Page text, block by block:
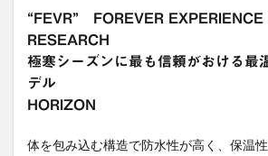
“FEVR” FOREVER EXPERIENCE
RESEARCH
極寒シーズンに最も信頼がおける最
デル
HORIZON
体を包み込む構造で防水性が高く、保温性